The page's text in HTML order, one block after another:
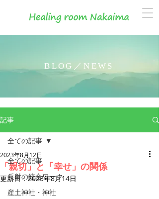
BLOG／NEWS
記事
全ての記事
反射の統合ワーク
産土神社・神社
全ての記事
「親切」と「幸せ」の関係
2023年8月12日
更新日：2023年8月14日